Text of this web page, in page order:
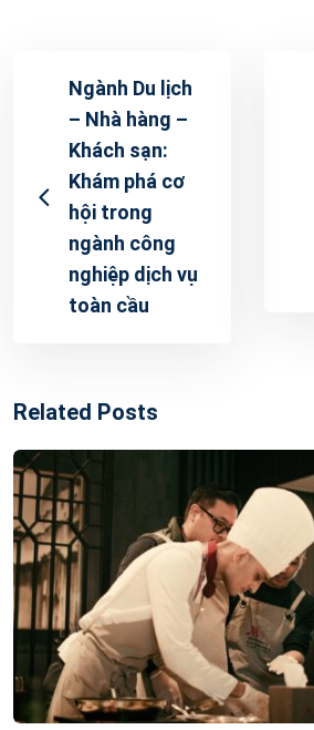
Ngành Du lịch
– Nhà hàng –
Khách sạn:
Khám phá cơ
hội trong
ngành công
nghiệp dịch vụ
toàn cầu
Related Posts